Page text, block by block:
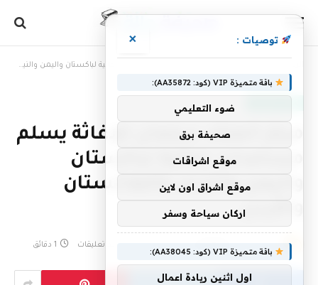
مركز الملك سلمان للإغاثة يسلم مساعدات إغاثية لباكستان واليمن والنيجر وأفغانستان والأردن
مركز الملك سلمان للإغاثة يسلم
مساعدات إغاثية لباكستان
واليمن والنيجر وأفغانستان
والأردن
لا توجد تعليقات 1 دقائق
توصيات : ×
باقة متميزة VIP (كود: AA35872):
ضوء التعليمي
صحيفة برق
موقع اشراقات
موقع اشراق اون لاين
اركان سياحة وسفر
باقة متميزة VIP (كود: AA38045):
اول اثنين ريادة اعمال